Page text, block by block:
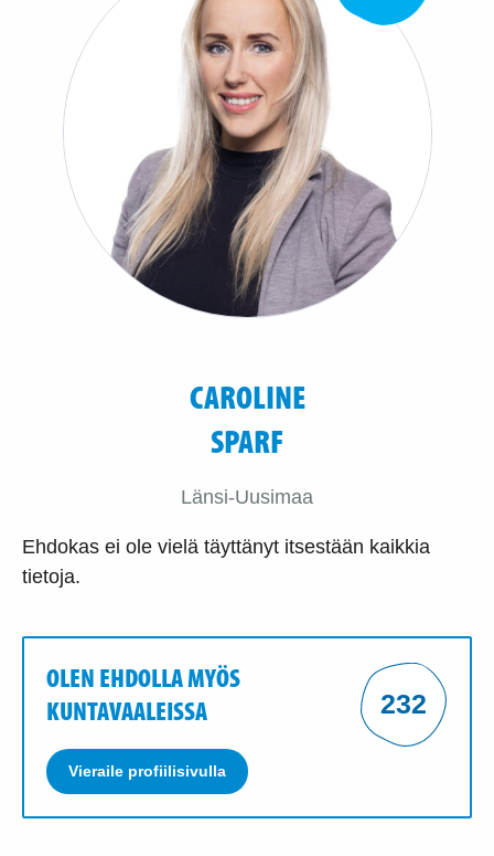
CAROLINE
SPARF
Länsi-Uusimaa
Ehdokas ei ole vielä täyttänyt itsestään kaikkia
tietoja.
OLEN EHDOLLA MYÖS
KUNTAVAALEISSA
Vieraile profiilisivulla
232